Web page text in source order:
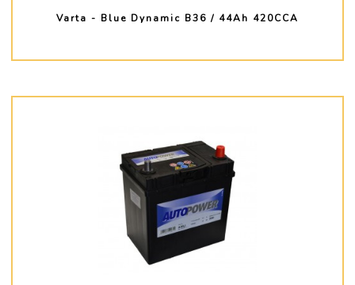
Varta - Blue Dynamic B36 / 44Ah 420CCA